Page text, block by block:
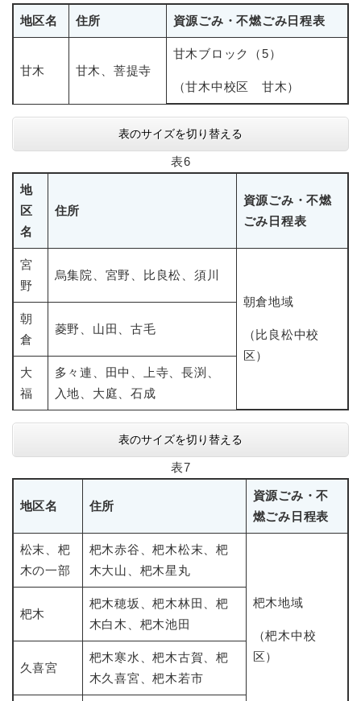
地区名 住所 資源ごみ・不燃ごみ日程表
甘木 甘木、菩提寺
甘木ブロック（5）
（甘木中校区 甘木）
表のサイズを切り替える
表6
地
区
名
住所
資源ごみ・不燃
ごみ日程表
宮
野
烏集院、宮野、比良松、須川
朝倉地域
（比良松中校
区）
朝
倉
菱野、山田、古毛
大
福
多々連、田中、上寺、長渕、
入地、大庭、石成
表のサイズを切り替える
表7
地区名 住所
資源ごみ・不
燃ごみ日程表
松末、杷
木の一部
杷木赤谷、杷木松末、杷
木大山、杷木星丸
杷木地域
（杷木中校
区）
杷木
杷木穂坂、杷木林田、杷
木白木、杷木池田
久喜宮
杷木寒水、杷木古賀、杷
木久喜宮、杷木若市